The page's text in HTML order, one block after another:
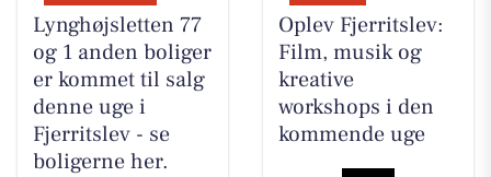
Lynghøjsletten 77
og 1 anden boliger
er kommet til salg
denne uge i
Fjerritslev - se
boligerne her.
Oplev Fjerritslev:
Film, musik og
kreative
workshops i den
kommende uge